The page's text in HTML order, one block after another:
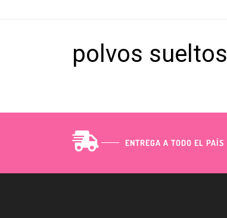
polvos sueltos
ENTREGA A TODO EL PAÍS